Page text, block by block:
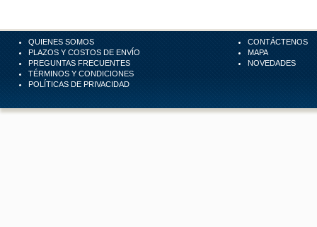
QUIENES SOMOS
PLAZOS Y COSTOS DE ENVÍO
PREGUNTAS FRECUENTES
TÉRMINOS Y CONDICIONES
POLÍTICAS DE PRIVACIDAD
CONTÁCTENOS
MAPA
NOVEDADES